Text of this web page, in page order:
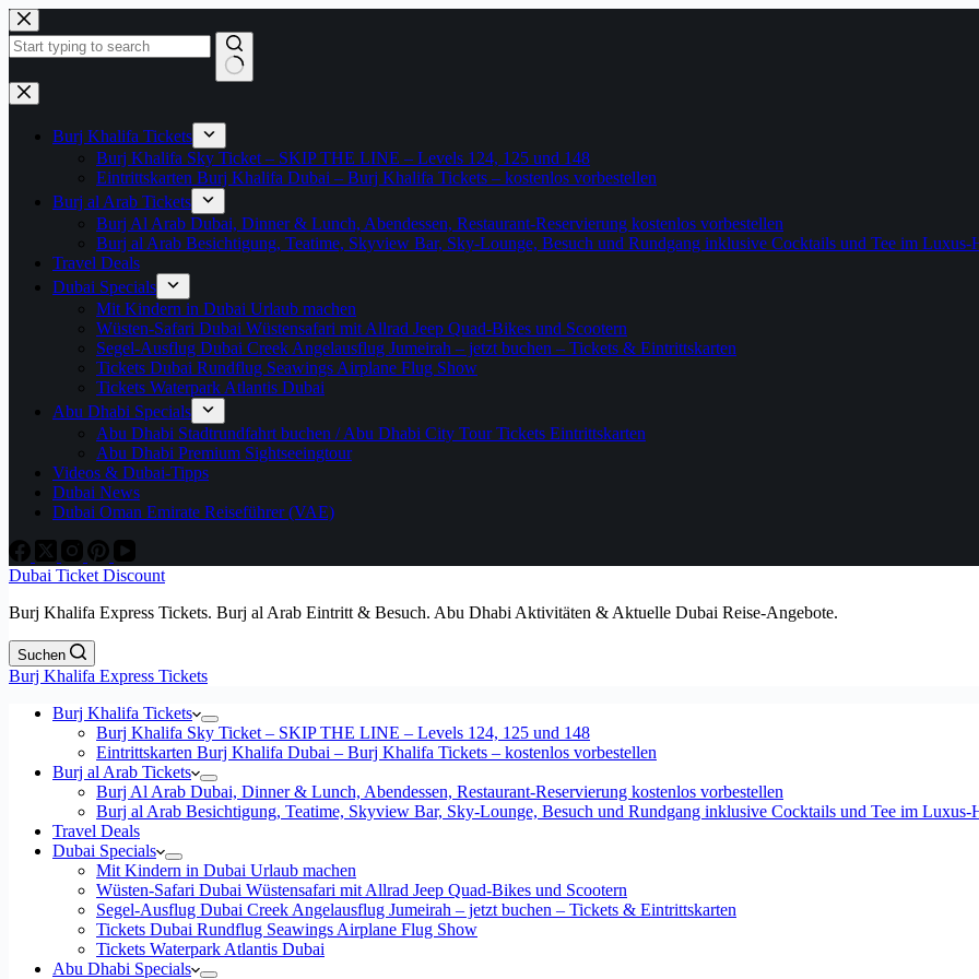
Zum
Inhalt
springen
Keine
Ergebnisse
Burj Khalifa Tickets
Burj Khalifa Sky Ticket – SKIP THE LINE – Levels 124, 125 und 148
Eintrittskarten Burj Khalifa Dubai – Burj Khalifa Tickets – kostenlos vorbestellen
Burj al Arab Tickets
Burj Al Arab Dubai, Dinner & Lunch, Abendessen, Restaurant-Reservierung kostenlos vorbestellen
Burj al Arab Besichtigung, Teatime, Skyview Bar, Sky-Lounge, Besuch und Rundgang inklusive Cocktails und Tee im Luxus-
Travel Deals
Dubai Specials
Mit Kindern in Dubai Urlaub machen
Wüsten-Safari Dubai Wüstensafari mit Allrad Jeep Quad-Bikes und Scootern
Segel-Ausflug Dubai Creek Angelausflug Jumeirah – jetzt buchen – Tickets & Eintrittskarten
Tickets Dubai Rundflug Seawings Airplane Flug Show
Tickets Waterpark Atlantis Dubai
Abu Dhabi Specials
Abu Dhabi Stadtrundfahrt buchen / Abu Dhabi City Tour Tickets Eintrittskarten
Abu Dhabi Premium Sightseeingtour
Videos & Dubai-Tipps
Dubai News
Dubai Oman Emirate Reiseführer (VAE)
Dubai Ticket Discount
Burj Khalifa Express Tickets. Burj al Arab Eintritt & Besuch. Abu Dhabi Aktivitäten & Aktuelle Dubai Reise-Angebote.
Suchen
Burj Khalifa Express Tickets
Burj Khalifa Tickets
Burj Khalifa Sky Ticket – SKIP THE LINE – Levels 124, 125 und 148
Eintrittskarten Burj Khalifa Dubai – Burj Khalifa Tickets – kostenlos vorbestellen
Burj al Arab Tickets
Burj Al Arab Dubai, Dinner & Lunch, Abendessen, Restaurant-Reservierung kostenlos vorbestellen
Burj al Arab Besichtigung, Teatime, Skyview Bar, Sky-Lounge, Besuch und Rundgang inklusive Cocktails und Tee im Luxus-
Travel Deals
Dubai Specials
Mit Kindern in Dubai Urlaub machen
Wüsten-Safari Dubai Wüstensafari mit Allrad Jeep Quad-Bikes und Scootern
Segel-Ausflug Dubai Creek Angelausflug Jumeirah – jetzt buchen – Tickets & Eintrittskarten
Tickets Dubai Rundflug Seawings Airplane Flug Show
Tickets Waterpark Atlantis Dubai
Abu Dhabi Specials